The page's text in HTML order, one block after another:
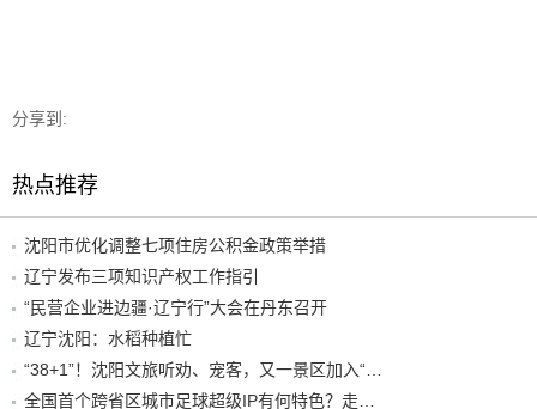
分享到:
热点推荐
沈阳市优化调整七项住房公积金政策举措
辽宁发布三项知识产权工作指引
“民营企业进边疆·辽宁行”大会在丹东召开
辽宁沈阳：水稻种植忙